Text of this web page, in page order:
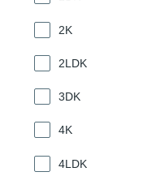
2K
2LDK
3DK
4K
4LDK